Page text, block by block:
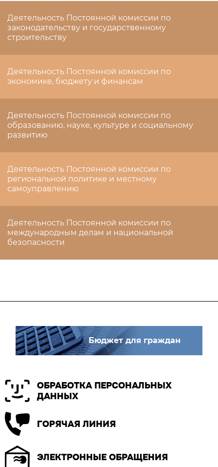
Деятельность Постоянной комиссии по
законодательству и государственному
строительству
Деятельность Постоянной комиссии по
экономике, бюджету и финансам
Деятельность Постоянной комиссии по
образованию, науке, культуре и социальному
развитию
Деятельность Постоянной комиссии по
региональной политике и местному
самоуправлению
Деятельность Постоянной комиссии по
международным делам и национальной
безопасности
Бюджет для граждан
ОБРАБОТКА ПЕРСОНАЛЬНЫХ
ДАННЫХ
ГОРЯЧАЯ ЛИНИЯ
ЭЛЕКТРОННЫЕ ОБРАЩЕНИЯ